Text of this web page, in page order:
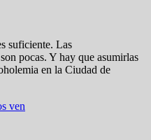
suficiente. Las
pocas. Y hay que asumirlas
en la Ciudad de
ven